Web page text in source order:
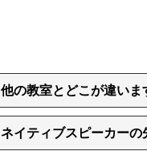
他の教室とどこが違いま
ネイティブスピーカー